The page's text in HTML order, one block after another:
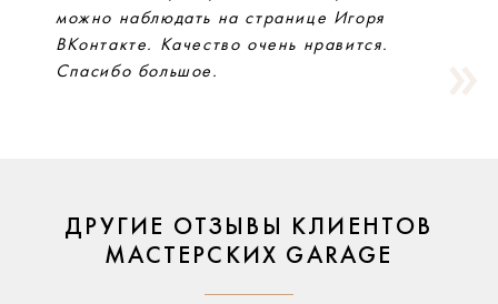
можно наблюдать на странице Игоря
ВКонтакте. Качество очень нравится.
Спасибо большое.
ДРУГИЕ ОТЗЫВЫ КЛИЕНТОВ
МАСТЕРСКИХ GARAGE